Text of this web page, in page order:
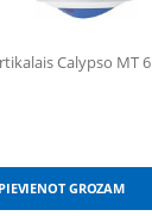
Calypso MT
PIEVIENOT GROZAM